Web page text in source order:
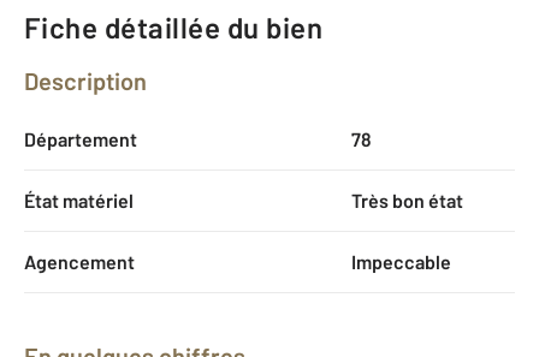
Fiche détaillée du bien
Description
Département 78
État matériel Très bon état
Agencement Impeccable